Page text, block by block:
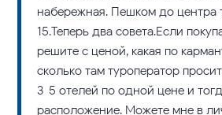
набережная. Пешком до центра
15.Теперь два совета.Если
решите с ценой, какая по
сколько там туроператор
3-5 отелей по одной цене и
расположение. Можете мне в